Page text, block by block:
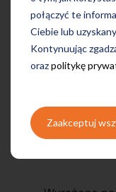
połączyć te
Ciebie lub
Kontynuując
orazpolitykę
Zaakceptuj
adresu
oferty